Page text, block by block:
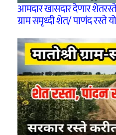
आमदार खासदार देणार शेतरस्ते
ग्राम समृध्दी शेत/ पाणंद रस्ते